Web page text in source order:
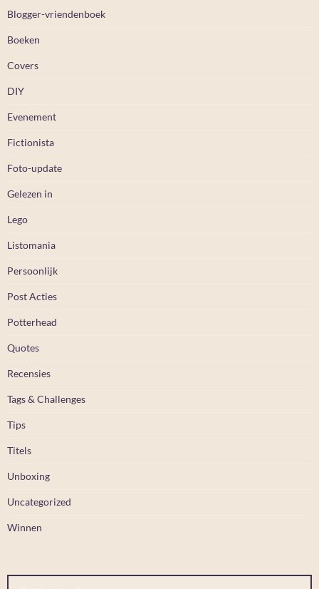
Blogger-vriendenboek
Boeken
Covers
DIY
Evenement
Fictionista
Foto-update
Gelezen in
Lego
Listomania
Persoonlijk
Post Acties
Potterhead
Quotes
Recensies
Tags & Challenges
Tips
Titels
Unboxing
Uncategorized
Winnen
Typ je e-mail...